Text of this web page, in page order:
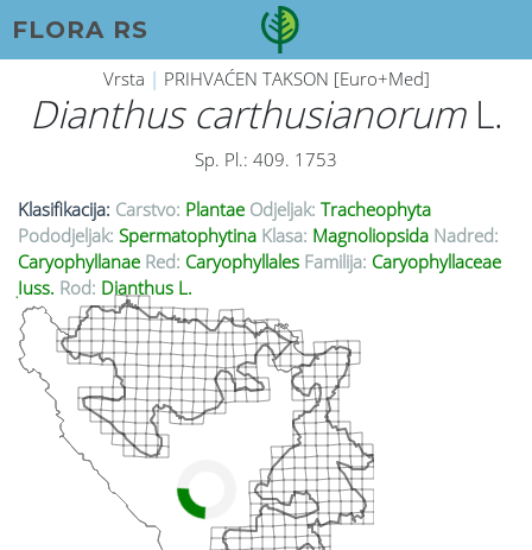
FLORA RS
Vrsta | PRIHVAĆEN TAKSON [Euro+Med]
Dianthus carthusianorumL.
Sp. Pl.: 409. 1753
Klasifikacija: Carstvo: Plantae Odjeljak: Tracheophyta
Pododjeljak: Spermatophytina Klasa: Magnoliopsida Nadred:
Caryophyllanae Red: Caryophyllales Familija: Caryophyllaceae
Juss. Rod: Dianthus L.